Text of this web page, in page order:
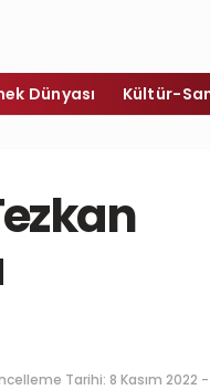
Dünyası Kültür-
Tarihi: 8 Kasım 2022